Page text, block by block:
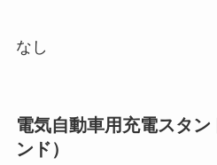
なし
電気自動車用充電スタ
ンド）